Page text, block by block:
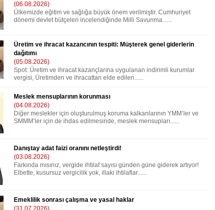
(06.08.2026)
Ülkemizde eğitim ve sağlığa büyük önem verilmiştir. Cumhuriyet
dönemi devlet bütçeleri incelendiğinde Milli Savunma......
Üretim ve ihracat kazancının tespiti: Müşterek genel giderlerin
dağıtımı
(05.08.2026)
Spot: Üretim ve ihracat kazançlarına uygulanan indirimli kurumlar
vergisi, Üretimden ve ihracattan elde edilen......
Meslek mensuplarının korunması
(04.08.2026)
Diğer meslekler için oluşturulmuş koruma kalkanlarının YMM’ler ve
SMMM’ler için de ihdas edilmesinde, meslek mensupları......
Danıştay adat faizi oranını netleştirdi!
(03.08.2026)
Farkında mısınız, vergide ihtilaf sayısı günden güne giderek artıyor!
Elbette, kusursuz vergicilik yok, illaki ihtilaflar......
Emeklilik sonrası çalışma ve yasal haklar
(31.07.2026)